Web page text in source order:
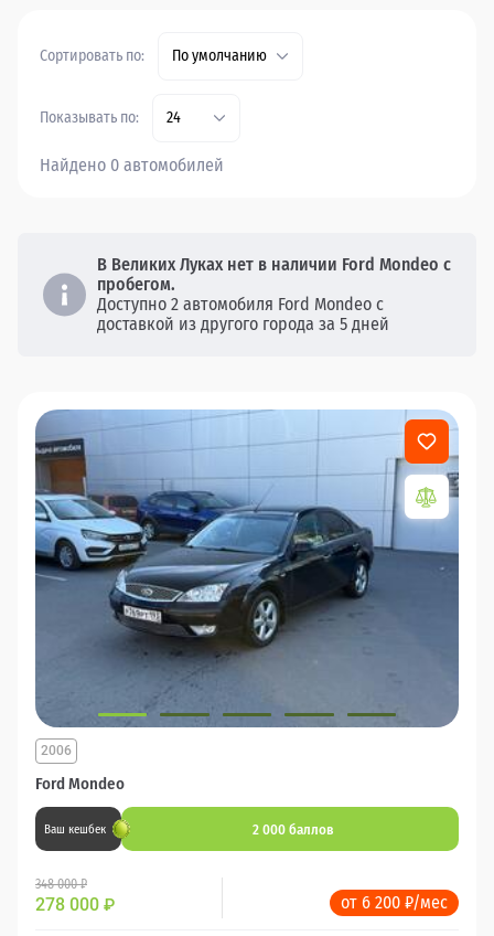
Сортировать по: По умолчанию
Показывать по: 24
Найдено 0 автомобилей
В Великих Луках нет в наличии Ford Mondeo с
пробегом.
Доступно 2 автомобиля Ford Mondeo с
доставкой из другого города за 5 дней
Ford Mondeo
2006
Ваш кешбек 2 000 баллов
348 000 ₽
278 000 ₽ от 6 200 ₽/мес